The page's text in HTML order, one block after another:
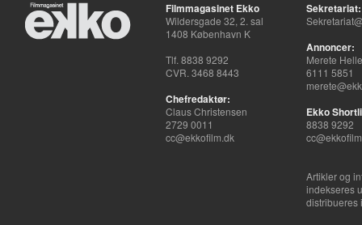
Filmmagasinet Ekko
Wildersgade 32, 2. sal
1408 København K
Tlf. 8838 9292
CVR. 3468 8443
Chefredaktør:
Claus Christensen
2729 0011
cc@ekkofilm.dk
Sekretariat:
Annoncer:
Merete
6111 5851
Ekko
8838 9292
Artikler og
indekseres
distribueres